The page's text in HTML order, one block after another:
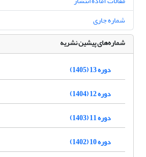
شماره جاری
شماره‌های پیشین نشریه
دوره 13 (1405)
دوره 12 (1404)
دوره 11 (1403)
دوره 10 (1402)